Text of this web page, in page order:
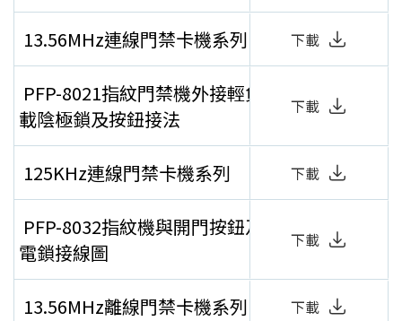
13.56MHz連線門禁卡機系列 下載
PFP-8021指紋門禁機外接輕負
載陰極鎖及按鈕接法
下載
125KHz連線門禁卡機系列 下載
PFP-8032指紋機與開門按鈕及
電鎖接線圖
下載
13.56MHz離線門禁卡機系列 下載